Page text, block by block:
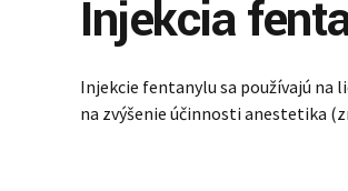
Injekcia
Injekcie fentanylu sa používajú na
na zvýšenie účinnosti anestetika